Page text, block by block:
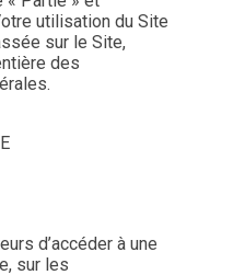
utilisation du Site
sur le Site,
des
d’accéder à une
sur les